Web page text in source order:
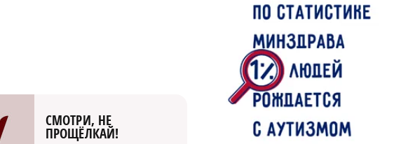
СМОТРИ, НЕ
ПРОЩЁЛКАЙ!